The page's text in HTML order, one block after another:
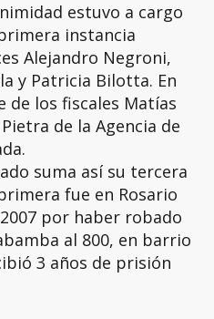
estuvo a cargo
instancia
Alejandro Negroni,
y Patricia Bilotta. En
de los fiscales Matías
de la Agencia de
suma así su tercera
fue en Rosario
por haber robado
al 800, en barrio
3 años de prisión